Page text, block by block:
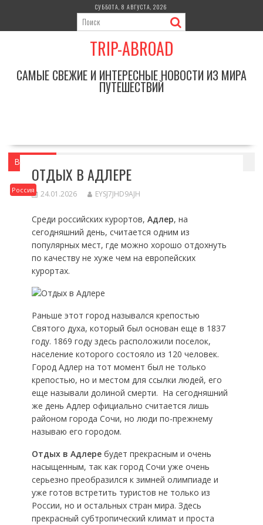
содержимому
СУББОТА, 8 АВГУСТА, 2026
TRIP-ABROAD
САМЫЕ СВЕЖИЕ И ИНТЕРЕСНЫЕ НОВОСТИ ИЗ МИРА
ПУТЕШЕСТВИЙ
Вы здесь
Россия
ОТДЫХ В АДЛЕРЕ
24.01.2026 EYSJ7JHD9AJH
Среди российских курортов, Адлер, на
сегодняшний день, считается одним из
популярных мест, где можно хорошо отдохнуть
по качеству не хуже чем на европейских
курортах.
Раньше этот город назывался крепостью
Святого духа, который был основан еще в 1837
году. 1869 году здесь расположили поселок,
население которого состояло из 120 человек.
Город Адлер на тот момент был не только
крепостью, но и местом для ссылки людей, его
еще называли долиной смерти. На сегодняшний
же день Адлер официально считается лишь
районом города Сочи, но люди по-прежнему
называю его городом.
Отдых в Адлеребудет прекрасным и очень
насыщенным, так как город Сочи уже очень
серьезно преобразился к зимней олимпиаде и
уже готов встретить туристов не только из
России, но и остальных стран мира. Здесь
прекрасный субтропический климат и проста